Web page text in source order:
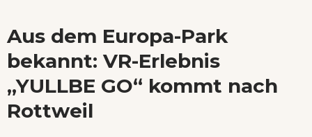
Wenn Orte erzählen ...
Aus dem Europa-Park
bekannt: VR-Erlebnis
„YULLBE GO“ kommt nach
Rottweil